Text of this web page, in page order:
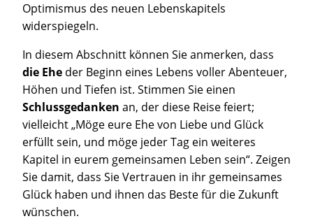
Optimismus des neuen Lebenskapitels
widerspiegeln.
In diesem Abschnitt können Sie anmerken, dass
die Ehe der Beginn eines Lebens voller Abenteuer,
Höhen und Tiefen ist. Stimmen Sie einen
Schlussgedanken an, der diese Reise feiert;
vielleicht „Möge eure Ehe von Liebe und Glück
erfüllt sein, und möge jeder Tag ein weiteres
Kapitel in eurem gemeinsamen Leben sein“. Zeigen
Sie damit, dass Sie Vertrauen in ihr gemeinsames
Glück haben und ihnen das Beste für die Zukunft
wünschen.